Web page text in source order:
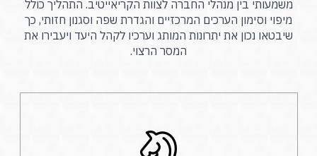
משמעותי בין מנהלי החברה לצוות הקריאייטיב. התהליך כולל
מיפוי וסימון הערכים המרכזיים והגדרת שפה וסגנון חזותי, כך
שיבטאו נכון את יתרונות המותג וערכיו לקהל היעד ויעבירו את
המסר הרצוי.